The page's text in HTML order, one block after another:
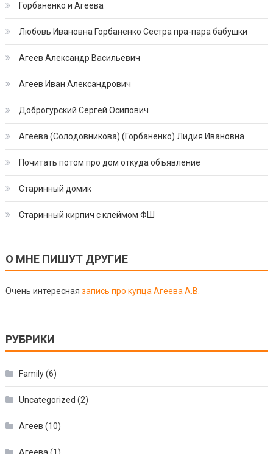
Горбаненко и Агеева
Любовь Ивановна Горбаненко Сестра пра-пара бабушки
Агеев Александр Васильевич
Агеев Иван Александрович
Доброгурский Сергей Осипович
Агеева (Солодовникова) (Горбаненко) Лидия Ивановна
Почитать потом про дом откуда объявление
Старинный домик
Старинный кирпич с клеймом ФШ
О МНЕ ПИШУТ ДРУГИЕ
Очень интересная запись про купца Агеева А.В.
РУБРИКИ
Family(6)
Uncategorized (2)
Агеев (10)